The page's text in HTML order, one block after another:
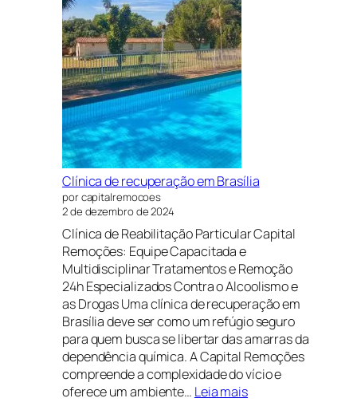
Clínica de recuperação em Brasília
por capitalremocoes
2 de dezembro de 2024
Clínica de Reabilitação Particular Capital
Remoções: Equipe Capacitada e
Multidisciplinar Tratamentos e Remoção
24h Especializados Contra o Alcoolismo e
as Drogas Uma clínica de recuperação em
Brasília deve ser como um refúgio seguro
para quem busca se libertar das amarras da
dependência química. A Capital Remoções
compreende a complexidade do vício e
oferece um ambiente… Leia mais: